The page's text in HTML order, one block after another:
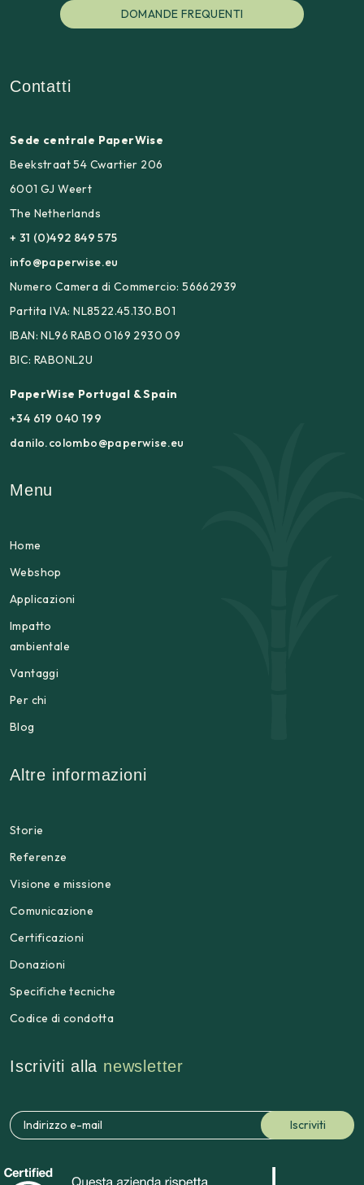
DOMANDE FREQUENTI
Contatti
Sede centrale PaperWise
Beekstraat 54 Cwartier 206
6001 GJ Weert
The Netherlands
+ 31 (0)492 849 575
info@paperwise.eu
Numero Camera di Commercio: 56662939
Partita IVA: NL8522.45.130.B01
IBAN: NL96 RABO 0169 2930 09
BIC: RABONL2U
PaperWise Portugal & Spain
+34 619 040 199
danilo.colombo@paperwise.eu
Menu
Home
Webshop
Applicazioni
Impatto
ambientale
Vantaggi
Per chi
Blog
Altre informazioni
Storie
Referenze
Visione e missione
Comunicazione
Certificazioni
Donazioni
Specifiche tecniche
Codice di condotta
Iscriviti alla newsletter